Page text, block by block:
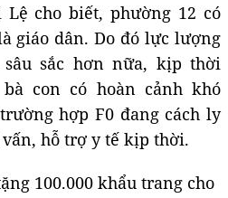
cho biết, phường 12 có
giáo dân. Do đó lực lượng
sắc hơn nữa, kịp thời
con có hoàn cảnh khó
hợp F0 đang cách ly
hỗ trợ y tế kịp thời.